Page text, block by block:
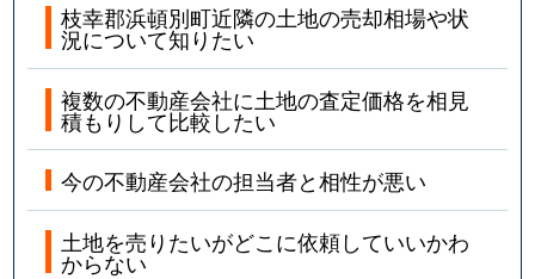
枝幸郡浜頓別町近隣の土地の売却相場や状
況について知りたい
複数の不動産会社に土地の査定価格を相見
積もりして比較したい
今の不動産会社の担当者と相性が悪い
土地を売りたいがどこに依頼していいかわ
からない